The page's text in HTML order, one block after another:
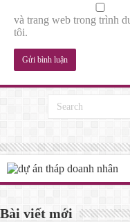
và trang web trong trình
tôi.
Bài viết mới